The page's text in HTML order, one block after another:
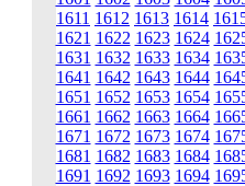
1611 1612 1613 1614
1621 1622 1623 1624
1631 1632 1633 1634
1641 1642 1643 1644
1651 1652 1653 1654
1661 1662 1663 1664
1671 1672 1673 1674
1681 1682 1683 1684
1691 1692 1693 1694